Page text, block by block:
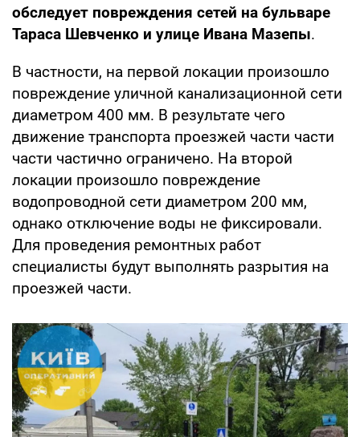
обследует повреждения сетей на бульваре
Тараса Шевченко и улице Ивана Мазепы.
В частности, на первой локации произошло
повреждение уличной канализационной сети
диаметром 400 мм. В результате чего
движение транспорта проезжей части части
части частично ограничено. На второй
локации произошло повреждение
водопроводной сети диаметром 200 мм,
однако отключение воды не фиксировали.
Для проведения ремонтных работ
специалисты будут выполнять разрытия на
проезжей части.